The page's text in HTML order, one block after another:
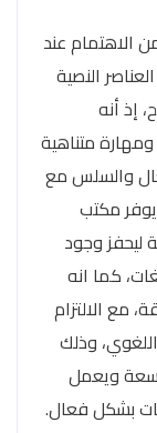
الاهتمام عند
النصية
إذ أنه
متناهية
والسلس مع
مكتب
ليحفز وجود
كما انه
مع الالتزام
وذلك
ويعمل
بشكل فعال.